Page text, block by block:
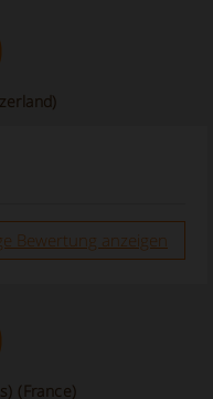
Bewertung anzeigen
(France)